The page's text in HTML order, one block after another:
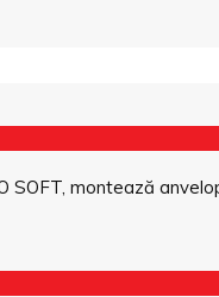
SOFT, montează